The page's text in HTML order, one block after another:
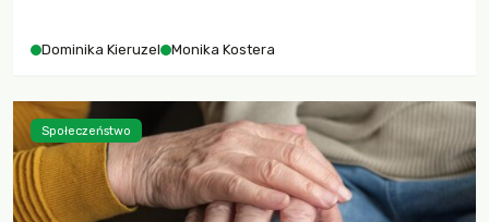
Dominika Kieruzel Monika Kostera
Społeczeństwo